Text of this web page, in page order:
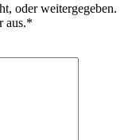
oder weitergegeben.
aus.*